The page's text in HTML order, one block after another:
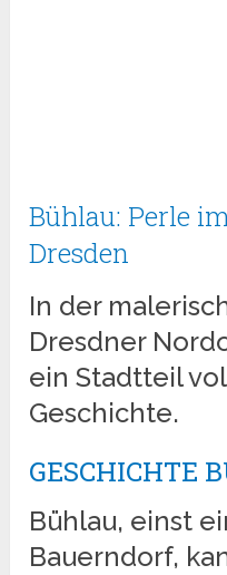
Bühlau: Perle
Dresden
In der
Dresdner
ein Stadtteil
Geschichte.
GESCHICHTE
Bühlau, einst
Bauerndorf,